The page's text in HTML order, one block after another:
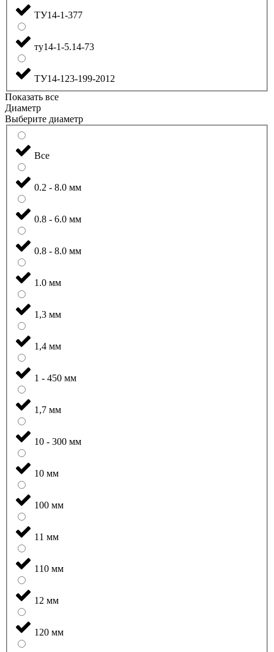
ТУ14-1-377
ту14-1-5.14-73
ТУ14-123-199-2012
Показать все
Диаметр
Выберите диаметр
Все
0.2 - 8.0 мм
0.8 - 6.0 мм
0.8 - 8.0 мм
1.0 мм
1,3 мм
1,4 мм
1 - 450 мм
1,7 мм
10 - 300 мм
10 мм
100 мм
11 мм
110 мм
12 мм
120 мм